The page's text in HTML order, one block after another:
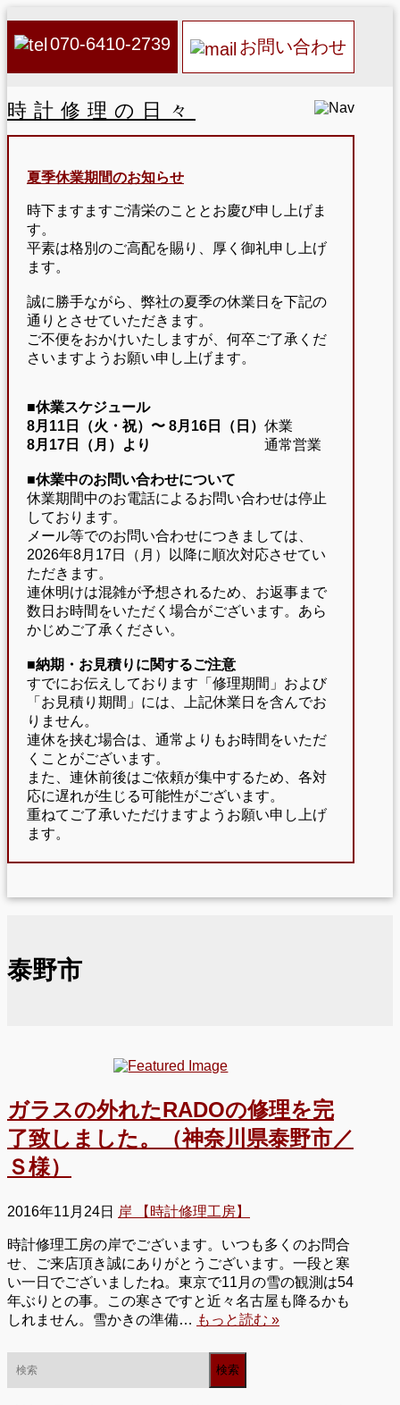
070-6410-2739 お問い合わせ
時計修理の日々
夏季休業期間のお知らせ
時下ますますご清栄のこととお慶び申し上げま
す。
平素は格別のご高配を賜り、厚く御礼申し上げ
ます。
誠に勝手ながら、弊社の夏季の休業日を下記の
通りとさせていただきます。
ご不便をおかけいたしますが、何卒ご了承くだ
さいますようお願い申し上げます。
■休業スケジュール
8月11日（火・祝）〜 8月16日（日） 休業
8月17日（月）より
通常営業
■休業中のお問い合わせについて
休業期間中のお電話によるお問い合わせは停止
しております。
メール等でのお問い合わせにつきましては、
2026年8月17日（月）以降に順次対応させてい
ただきます。
連休明けは混雑が予想されるため、お返事まで
数日お時間をいただく場合がございます。あら
かじめご了承ください。
■納期・お見積りに関するご注意
すでにお伝えしております「修理期間」および
「お見積り期間」には、上記休業日を含んでお
りません。
連休を挟む場合は、通常よりもお時間をいただ
くことがございます。
また、連休前後はご依頼が集中するため、各対
応に遅れが生じる可能性がございます。
重ねてご了承いただけますようお願い申し上げ
ます。
泰野市
ガラスの外れたRADOの修理を完
了致しました。（神奈川県泰野市／
Ｓ様）
2016年11月24日 岸 【時計修理工房】
時計修理工房の岸でございます。いつも多くのお問合
せ、ご来店頂き誠にありがとうございます。一段と寒
い一日でございましたね。東京で11月の雪の観測は54
年ぶりとの事。この寒さですと近々名古屋も降るかも
しれません。雪かきの準備… もっと読む »